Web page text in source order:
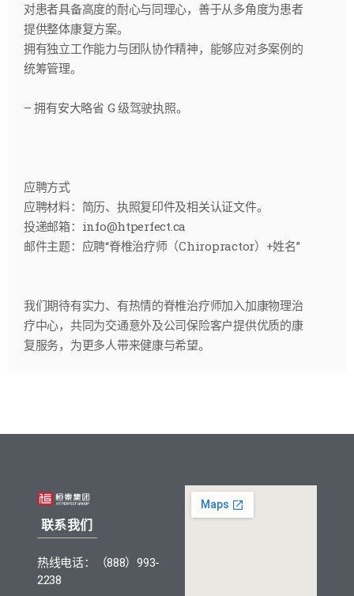
对患者具备高度的耐心与同理心，善于从多角度为患者
提供整体康复方案。
拥有独立工作能力与团队协作精神，能够应对多案例的
统筹管理。
– 拥有安大略省 G 级驾驶执照。
应聘方式
应聘材料：简历、执照复印件及相关认证文件。
投递邮箱：info@htperfect.ca
邮件主题：应聘“脊椎治疗师（Chiropractor）+姓名”
我们期待有实力、有热情的脊椎治疗师加入加康物理治
疗中心，共同为交通意外及公司保险客户提供优质的康
复服务，为更多人带来健康与希望。
联系我们
热线电话：（888）993-
2238